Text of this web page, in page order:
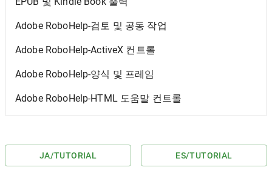
Adobe RoboHelp-검토 및 공동 작업
Adobe RoboHelp-ActiveX 컨트롤
Adobe RoboHelp-양식 및 프레임
Adobe RoboHelp-HTML 도움말 컨트롤
JA/TUTORIAL ES/TUTORIAL